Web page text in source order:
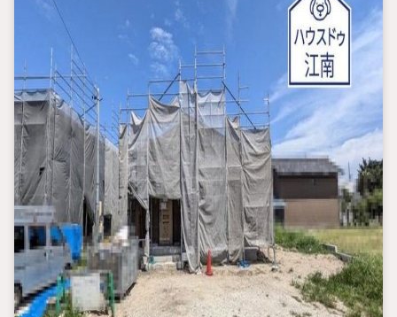
はもちろん何度も報告と確認を繰り返し、取引の安全性を追求し
ています。ご覧いただきありがとうございます！